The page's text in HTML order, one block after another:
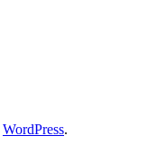
WordPress.